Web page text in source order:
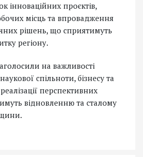
інноваційних проєктів,
місць та впровадження
рішень, що сприятимуть
регіону.
на важливості
спільноти, бізнесу та
перспективних
відновленню та сталому